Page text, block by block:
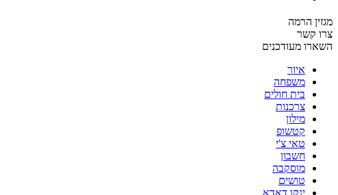
מגזין הרמה
צרו קשר
השארו מעודכנים
איור
משפחה
בית חולים
צרכנות
מילון
קטשופ
טאי צ'י
חשבון
מוסקבה
טושים